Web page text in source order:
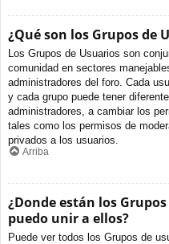
¿Qué son los Grupos de
Los Grupos de Usuarios son
comunidad en sectores
administradores del foro. Cada
y cada grupo puede tener
administradores, a cambiar los
tales como los permisos de
privados a los usuarios.
Arriba
¿Donde están los
puedo unir a ellos?
Puede ver todos los Grupos de